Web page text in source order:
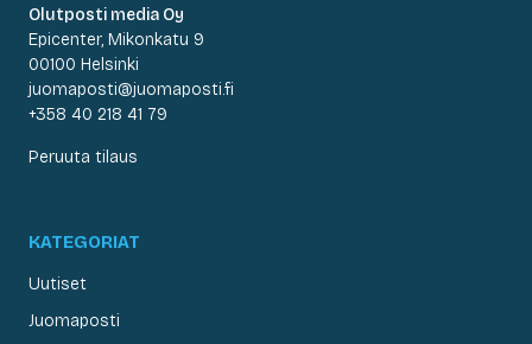
Olutposti media Oy
Epicenter, Mikonkatu 9
00100 Helsinki
juomaposti@juomaposti.fi
+358 40 218 41 79
Peruuta tilaus
KATEGORIAT
Uutiset
Juomaposti